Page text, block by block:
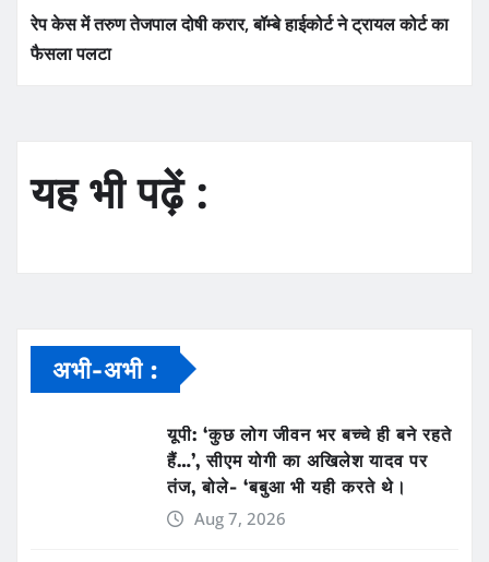
रेप केस में तरुण तेजपाल दोषी करार, बॉम्बे हाईकोर्ट ने ट्रायल कोर्ट का
फैसला पलटा
यह भी पढ़ें :
अभी-अभी :
यूपी: ‘कुछ लोग जीवन भर बच्चे ही बने रहते
हैं…’, सीएम योगी का अखिलेश यादव पर
तंज, बोले- ‘बबुआ भी यही करते थे।
Aug 7, 2026